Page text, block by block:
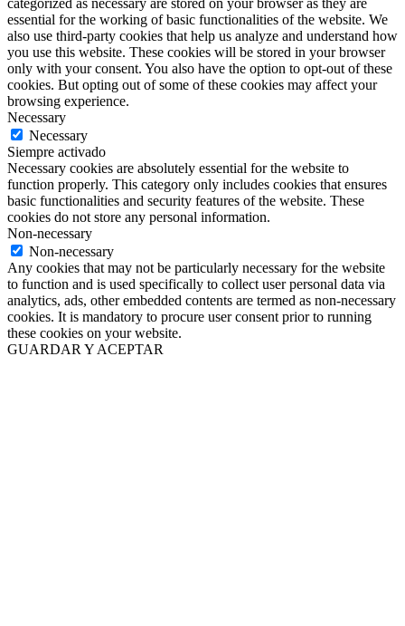
categorized as necessary are stored on your browser as they are
essential for the working of basic functionalities of the website. We
also use third-party cookies that help us analyze and understand how
you use this website. These cookies will be stored in your browser
only with your consent. You also have the option to opt-out of these
cookies. But opting out of some of these cookies may affect your
browsing experience.
Necessary
Necessary
Siempre activado
Necessary cookies are absolutely essential for the website to
function properly. This category only includes cookies that ensures
basic functionalities and security features of the website. These
cookies do not store any personal information.
Non-necessary
Non-necessary
Any cookies that may not be particularly necessary for the website
to function and is used specifically to collect user personal data via
analytics, ads, other embedded contents are termed as non-necessary
cookies. It is mandatory to procure user consent prior to running
these cookies on your website.
GUARDAR Y ACEPTAR